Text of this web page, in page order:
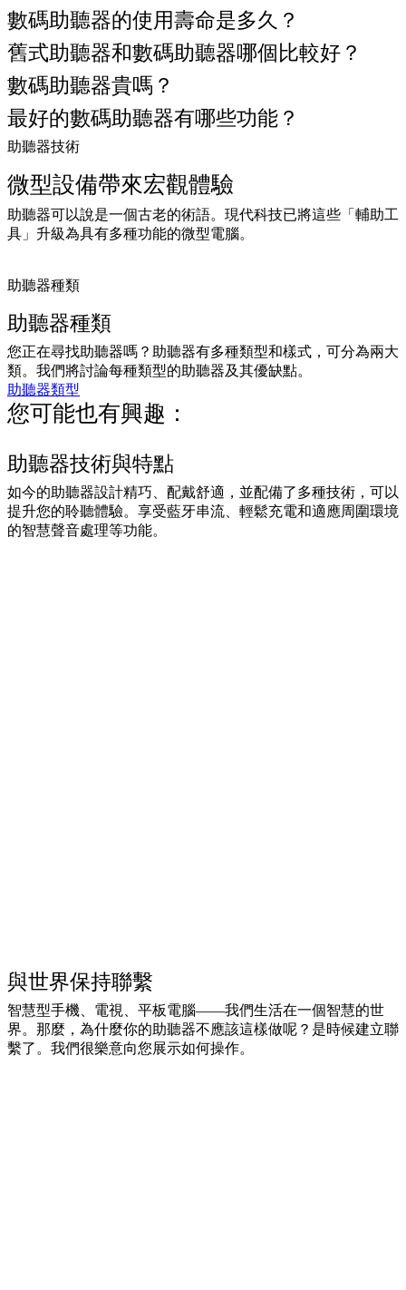
數碼助聽器的使用壽命是多久？
舊式助聽器和數碼助聽器哪個比較好？
數碼助聽器貴嗎？
最好的數碼助聽器有哪些功能？
助聽器技術
微型設備帶來宏觀體驗
助聽器可以說是一個古老的術語。現代科技已將這些「輔助工
具」升級為具有多種功能的微型電腦。
助聽器種類
助聽器種類
您正在尋找助聽器嗎？助聽器有多種類型和樣式，可分為兩大
類。我們將討論每種類型的助聽器及其優缺點。
助聽器類型
您可能也有興趣：
助聽器技術與特點
如今的助聽器設計精巧、配戴舒適，並配備了多種技術，可以
提升您的聆聽體驗。享受藍牙串流、輕鬆充電和適應周圍環境
的智慧聲音處理等功能。
與世界保持聯繫
智慧型手機、電視、平板電腦——我們生活在一個智慧的世
界。那麼，為什麼你的助聽器不應該這樣做呢？是時候建立聯
繫了。我們很樂意向您展示如何操作。